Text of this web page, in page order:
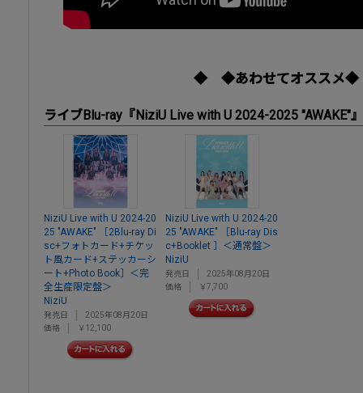
◆ ◆あわせてオスス
ライブBlu-ray『NiziU Live with U 2024-2025 "AWAKE"』
NiziU Live with U 2024-20
25 "AWAKE" ［2Blu-ray Di
sc+フォトカード+チケッ
ト風カード+ステッカーシ
ート+Photo Book］＜完
全生産限定盤＞
NiziU
発売日
2025年08月20日
価格
￥12,100
NiziU Live with U 2024-20
25 "AWAKE" ［Blu-ray Dis
c+Booklet ］＜通常盤＞
NiziU
発売日
2025年08月20日
価格
￥7,700